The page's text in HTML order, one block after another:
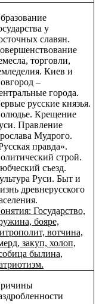
у
славян.
торговли,
Киев и
–
города.
русские князья.
Крещение
Правление
Мудрого.
правда».
строй.
съезд.
Руси. Быт и
древнерусского
Государство,
бояре,
вотчина,
закуп, холоп,
былина,